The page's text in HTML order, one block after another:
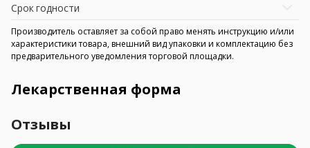
Срок годности
Производитель оставляет за собой право менять инструкцию и/или
характеристики товара, внешний вид упаковки и комплектацию без
предварительного уведомления торговой площадки.
Лекарственная форма
Отзывы